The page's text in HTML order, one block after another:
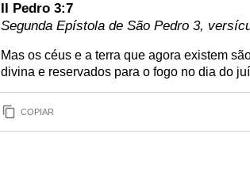
II Pedro 3:7
Segunda Epístola de São Pedro 3,
Mas os céus e a terra que agora existem
divina e reservados para o fogo no dia do
COPIAR